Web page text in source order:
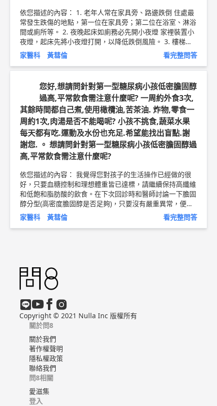
以檢驗是否有病原體存在.，病原體培養極為不易。(以上資
料參考，出自衛福部疾管署) 以上純係觀念交流，一切以醫
師實際看診為準。 新竹東元醫院 家庭醫學科 主治醫師 黃彗
倫 醫師簡介 ►http://bit.ly/2uUM3sQ麻疹疫苗衛教文章
►http://bit.ly/2SsdELS
依您描述的內容： 1. 老年人常在家具旁、路邊跌倒 住處最
常發生跌傷的地點，第一位在家具旁；第二位在浴室、淋浴
間或廁所等。 2. 夜晚起床如廁務必先開小夜燈 家裡裝置小
夜燈，起床先將小夜燈打開，以降低跌倒風險。 3. 樓梯深
度不宜太淺、浴室保持乾燥 樓梯的深度最好深一些，讓老
人家的腳能夠整個踩在上面。 4. 前包後包鞋取代拖鞋 年長
者在室內、外，盡量穿前包後包的鞋子，也能減少跌倒機
率。 5. 規律運動加強下肢肌力 國健署提醒，年長者應規律
運動，加強下肢肌力、身體柔軟度和平衡感。 6. 慢性疾病
者，遵循醫囑、規律服藥 服用藥物若出現頭暈、肌力減
弱、步履不穩等狀況，需要與醫師討論以降低跌倒風險。
以上純係觀念交流，一切以醫師實際看診為準。 新竹東元
醫院 家庭醫學科 主治醫師 黃彗倫 醫師簡介 ►http://bit.l
y/2uUM3sQ 血糖控制衛教文章 ►http://bit.ly/2vlkREB
家醫科 黃彗倫 看完整問答
您好,想請問針對第一型糖尿病小孩低密膽固醇
過高,平常飲食需注意什麼呢? 一周約外食3次,
其餘時間都自己煮,使用橄欖油,苦茶油. 炸物,零食一
周約1次,肉湯是否不能喝呢? 小孩不挑食,蔬菜水果
每天都有吃.運動及水份也充足.希望能找出盲點.謝
謝您. 。 想請問針對第一型糖尿病小孩低密膽固醇過
高,平常飲食需注意什麼呢?
依您描述的內容： 我覺得您對孩子的生活操作已經做的很
好，只要血糖控制和理想體重皆已達標，請繼續保持高纖維
和低飽和脂肪酸的飲食。在下次回診時和醫師討論一下膽固
醇分型(高密度膽固醇是否足夠)，只要沒有嚴重異常，便毋
須過度擔心，當然仍須維持適當的運動和充足的睡眠，辛苦
了！加油 1. 持續血糖控制和維持理想體重。 2. 控制油脂攝
精等。 以上純係觀念交流，一切以醫師實際看診為準。 新
p://bit.ly/2uUM3sQ
家醫科 黃彗倫 看完整問答
Copyright © 2021 Nulla Inc 版權所有
關於問8
關於我們
著作權聲明
隱私權政策
聯絡我們
問8相關
愛滋集
登入